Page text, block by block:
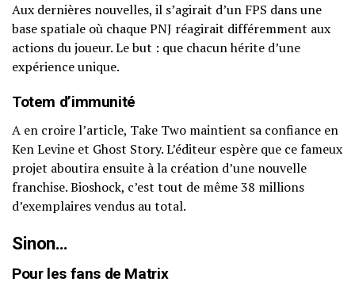
Aux dernières nouvelles, il s’agirait d’un FPS dans une
base spatiale où chaque PNJ réagirait différemment aux
actions du joueur. Le but : que chacun hérite d’une
expérience unique.
Totem d’immunité
A en croire l’article, Take Two maintient sa confiance en
Ken Levine et Ghost Story. L’éditeur espère que ce fameux
projet aboutira ensuite à la création d’une nouvelle
franchise. Bioshock, c’est tout de même 38 millions
d’exemplaires vendus au total.
Sinon…
Pour les fans de Matrix